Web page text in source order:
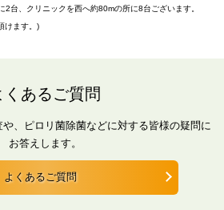
台、クリニックを西へ約80mの所に8台ございます。
けます。)
くあるご質問
、ピロリ菌除菌などに対する皆様の疑問に
お答えします。
よくあるご質問